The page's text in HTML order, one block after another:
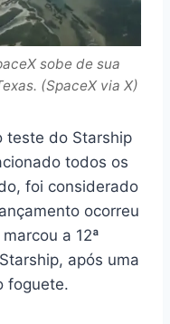
sobe de sua
(SpaceX via X)
teste do Starship
todos os
foi considerado
ocorreu
a 12ª
após uma
foguete.